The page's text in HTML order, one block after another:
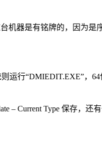
机器是有铭牌的，因为
运行“DMIEDIT.EXE”，
– Current Type 保存，还